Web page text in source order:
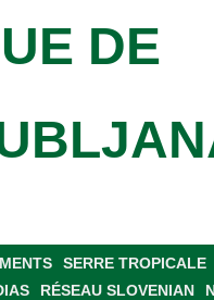
DE
SERRE TROPICALE
RÉSEAU SLOVENIAN